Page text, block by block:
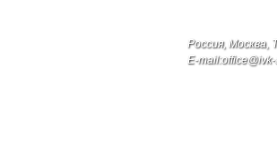
Россия, Москва,
E-